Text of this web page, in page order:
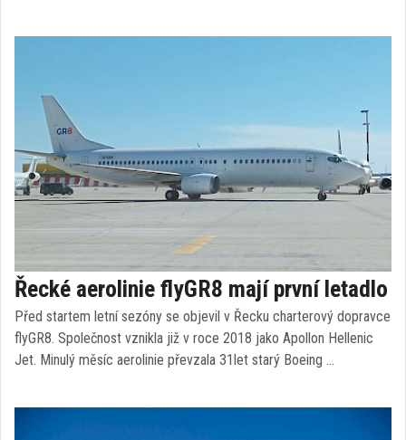
Řecké aerolinie flyGR8 mají první letadlo
Před startem letní sezóny se objevil v Řecku charterový dopravce
flyGR8. Společnost vznikla již v roce 2018 jako Apollon Hellenic
Jet. Minulý měsíc aerolinie převzala 31let starý Boeing …